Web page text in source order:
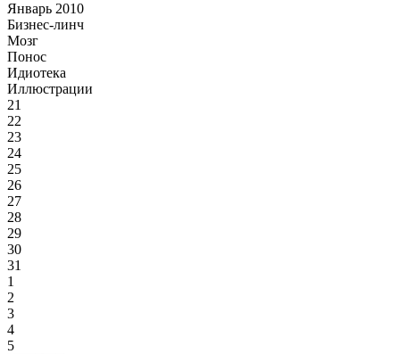
Январь 2010
Бизнес-линч
Мозг
Понос
Идиотека
Иллюстрации
21
22
23
24
25
26
27
28
29
30
31
1
2
3
4
5